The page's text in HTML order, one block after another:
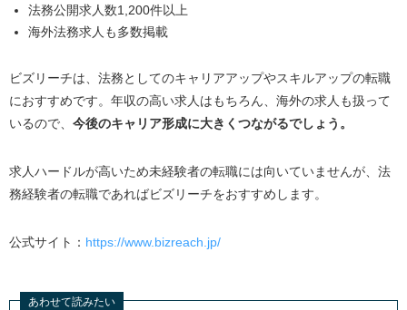
法務公開求人数1,200件以上
海外法務求人も多数掲載
ビズリーチは、法務としてのキャリアアップやスキルアップの転職
におすすめです。年収の高い求人はもちろん、海外の求人も扱って
いるので、 今後のキャリア形成に大きくつながるでしょう。
求人ハードルが高いため未経験者の転職には向いていませんが、法
務経験者の転職であればビズリーチをおすすめします。
公式サイト： https://www.bizreach.jp/
あわせて読みたい